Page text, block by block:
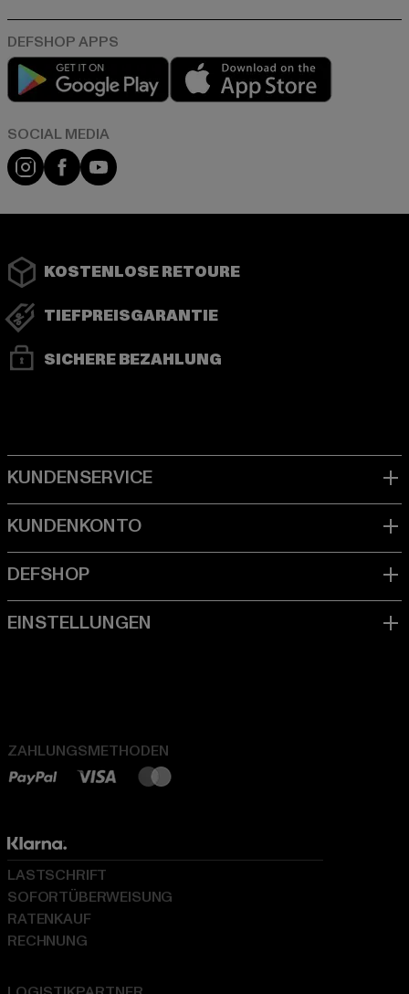
Play market
Instagram
FacebookYouTube
KOSTENLOSE RETOURE
TIEFPREISGARANTIE
SICHERE BEZAHLUNG
ZAHLUNGSMETHODEN
LASTSCHRIFT
SOFORTÜBERWEISUNG
RATENKAUF
RECHNUNG